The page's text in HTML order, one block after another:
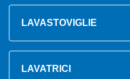
LAVASTOVIGLIE
LAVATRICI